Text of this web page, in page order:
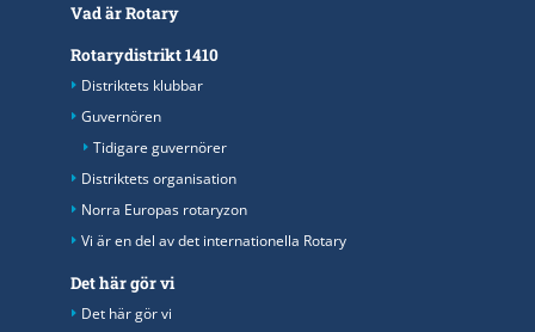
Vad är Rotary
Rotarydistrikt 1410
Distriktets klubbar
Guvernören
Tidigare guvernörer
Distriktets organisation
Norra Europas rotaryzon
Vi är en del av det internationella Rotary
Det här gör vi
Det här gör vi